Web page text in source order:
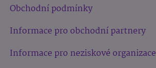
Obchodní podmínky
Informace pro obchodní partnery
Informace pro neziskové organizace